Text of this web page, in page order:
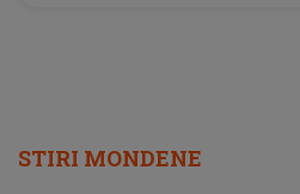
STIRI MONDENE